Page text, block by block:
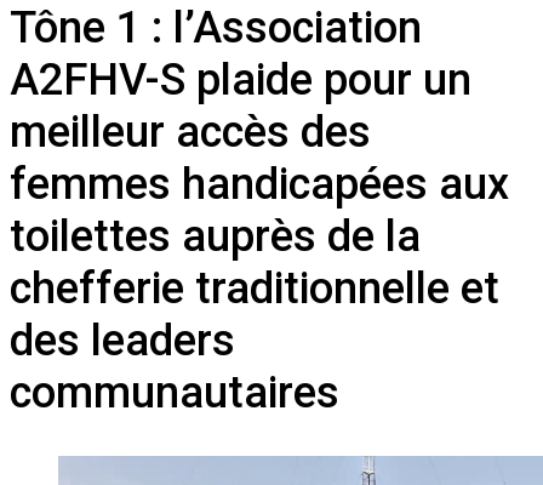
Tône 1 : l’Association
A2FHV-S plaide pour un
meilleur accès des
femmes handicapées aux
toilettes auprès de la
chefferie traditionnelle et
des leaders
communautaires